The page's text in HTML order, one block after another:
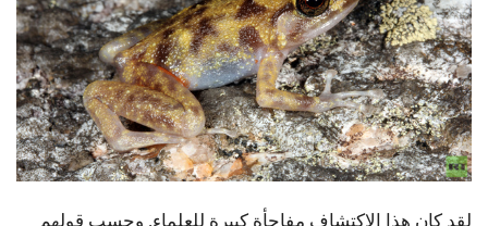
لقد كان هذا الاكتشاف مفاجأة كبيرة للعلماء. وحسب قولهم